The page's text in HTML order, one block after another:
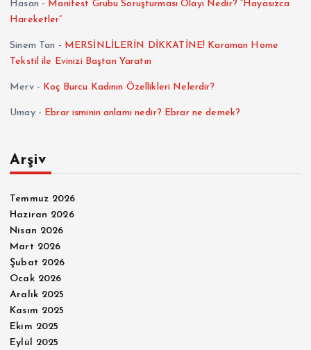
a
m
a
Hasan - Manifest Grubu Soruşturması Olayı Nedir? “Hayasızca
Hareketler”
Sinem Tan - MERSİNLİLERİN DİKKATİNE! Karaman Home
Tekstil ile Evinizi Baştan Yaratın
Merv- Koç Burcu Kadının Özellikleri Nelerdir?
Umay- Ebrar isminin anlamı nedir? Ebrar ne demek?
Arşiv
Temmuz 2026
Haziran 2026
Nisan 2026
Mart 2026
Şubat 2026
Ocak 2026
Aralık 2025
Kasım 2025
Ekim 2025
Eylül 2025